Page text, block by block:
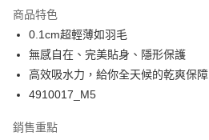
Apple Pay
悠遊付
Google Pay
全支付
商品特色
0.1cm超輕薄如羽毛
無感自在、完美貼身、隱形保護
高效吸水力，給你全天候的乾爽保障
4910017_M5
銷售重點